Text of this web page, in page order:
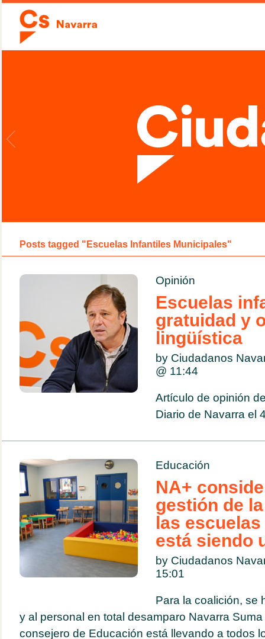
Posts tagged "Escuelas Infantiles Municipales"
Opinión
Escuelas
gratuidad y
lingüística
by Ciudadanos
@ 11:44
Artículo de opinión
Diario de Navarra el
Educación
NA+
gestión de
las
está siendo
by Ciudadanos
15:01
Para la coalición, se
y al personal en total desamparo Navarra
consejero de Educación está llevando a todos